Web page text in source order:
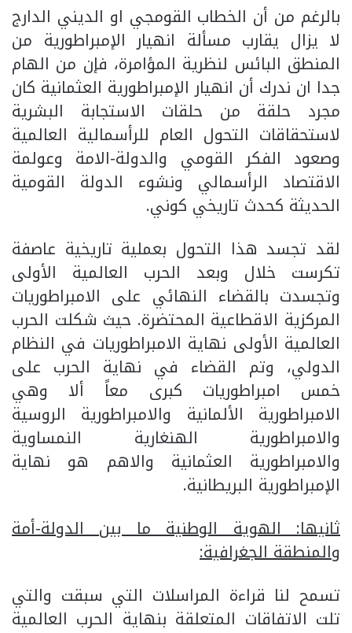
بالرغم من أن الخطاب القومجي او الديني الدارج
لا يزال يقارب مسألة انهيار الإمبراطورية من
المنطق البائس لنظرية المؤامرة، فإن من الهام
جدا ان ندرك أن انهيار الإمبراطورية العثمانية كان
مجرد حلقة من حلقات الاستجابة البشرية
لاستحقاقات التحول العام للرأسمالية العالمية
وصعود الفكر القومي والدولة-الامة وعولمة
الاقتصاد الرأسمالي ونشوء الدولة القومية
الحديثة كحدث تاريخي كوني.
لقد تجسد هذا التحول بعملية تاريخية عاصفة
تكرست خلال وبعد الحرب العالمية الأولى
وتجسدت بالقضاء النهائي على الامبراطوريات
المركزية الاقطاعية المحتضرة. حيث شكلت الحرب
العالمية الأولى نهاية الامبراطوريات في النظام
الدولي، وتم القضاء في نهاية الحرب على
خمس امبراطوريات كبرى معاً ألا وهي
الامبراطورية الألمانية والامبراطورية الروسية
والامبراطورية الهنغارية النمساوية
والامبراطورية العثمانية والاهم هو نهاية
الإمبراطورية البريطانية.
ثانيها: الهوية الوطنية ما بين الدولة-أمة
والمنطقة الجغرافية:
تسمح لنا قراءة المراسلات التي سبقت والتي
تلت الاتفاقات المتعلقة بنهاية الحرب العالمية